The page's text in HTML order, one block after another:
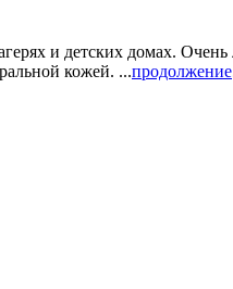
и детских домах.
кожей. ...продолжение